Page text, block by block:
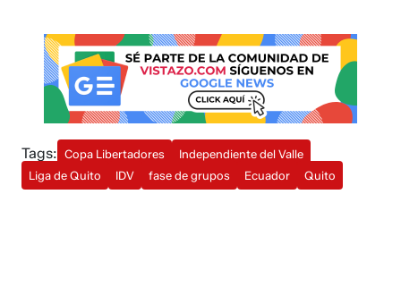
Tags: Copa Libertadores
Independiente del Valle
Liga de Quito
IDV fase de grupos Ecuador Quito